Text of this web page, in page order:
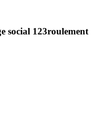
social 123roulement